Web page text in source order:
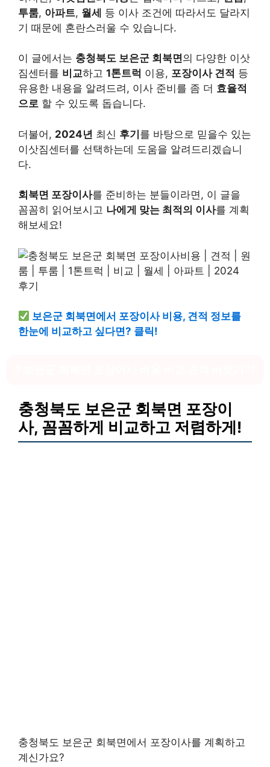
투룸, 아파트, 월세 등 이사 조건에 따라서도 달라지
기 때문에 혼란스러울 수 있습니다.
이 글에서는 충청북도 보은군 회북면의 다양한 이삿
짐센터를 비교하고 1톤트럭 이용, 포장이사 견적 등
유용한 내용을 알려드려, 이사 준비를 좀 더 효율적
으로 할 수 있도록 돕습니다.
더불어, 2024년 최신 후기를 바탕으로 믿을수 있는
이삿짐센터를 선택하는데 도움을 알려드리겠습니
다.
회북면 포장이사를 준비하는 분들이라면, 이 글을
꼼꼼히 읽어보시고 나에게 맞는 최적의 이사를 계획
해보세요!
보은군 회북면에서 포장이사 비용, 견적 정보를
한눈에 비교하고 싶다면? 클릭!
충청북도 보은군 회북면 포장이
사, 꼼꼼하게 비교하고 저렴하게!
충청북도 보은군 회북면에서 포장이사를 계획하고
계신가요?